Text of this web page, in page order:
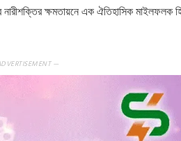
ক্ষমতায়নে এক ঐতিহাসিক মাইলফলক
—